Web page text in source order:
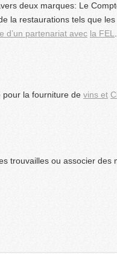
deux marques: Le
la restaurations tels que
d’un partenariat avec la FEL
pour la fourniture de vins et
trouvailles ou associer des